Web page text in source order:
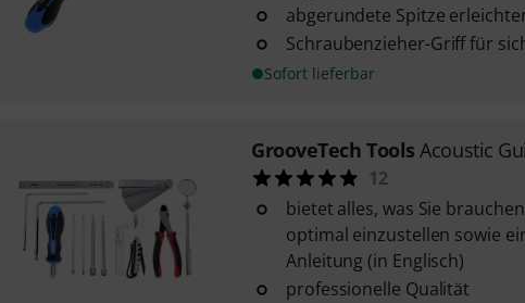
abgerundete Spitze
Schraubenzieher-Griff für
Sofort lieferbar
GrooveTech Tools Acoustic
12
bietet alles, was Sie
optimal einzustellen sowie
Anleitung (in Englisch)
professionelle Qualität